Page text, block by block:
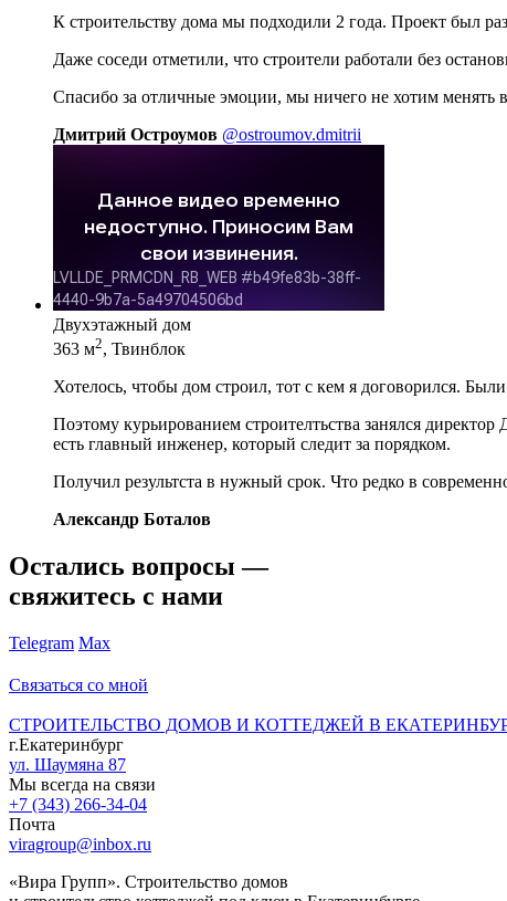
К строительству дома мы подходили 2 года. Проект был
Даже соседи отметили, что строители работали без
Спасибо за отличные эмоции, мы ничего не хотим менять
Дмитрий Остроумов @ostroumov.dmitrii
Двухэтажный дом
363 м2, Твинблок
Хотелось, чтобы дом строил, тот с кем я договорился.
Поэтому курьированием строителтьства занялся
есть главный инженер, который следит за порядком.
Получил результста в нужный срок. Что редко в
Александр Боталов
Остались вопросы —
свяжитесь с нами
Telegram Max
Связаться со мной
СТРОИТЕЛЬСТВО ДОМОВ И КОТТЕДЖЕЙ В
г.Екатеринбург
ул. Шаумяна 87
Мы всегда на связи
+7 (343) 266-34-04
Почта
viragroup@inbox.ru
«Вира Групп». Строительство домов